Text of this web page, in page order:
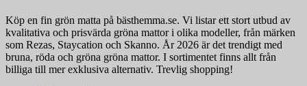
Köp en fin grön matta på bästhemma.se. Vi listar ett stort utbud av
kvalitativa och prisvärda gröna mattor i olika modeller, från märken
som Rezas, Staycation och Skanno. År 2026 är det trendigt med
bruna, röda och gröna gröna mattor. I sortimentet finns allt från
billiga till mer exklusiva alternativ. Trevlig shopping!